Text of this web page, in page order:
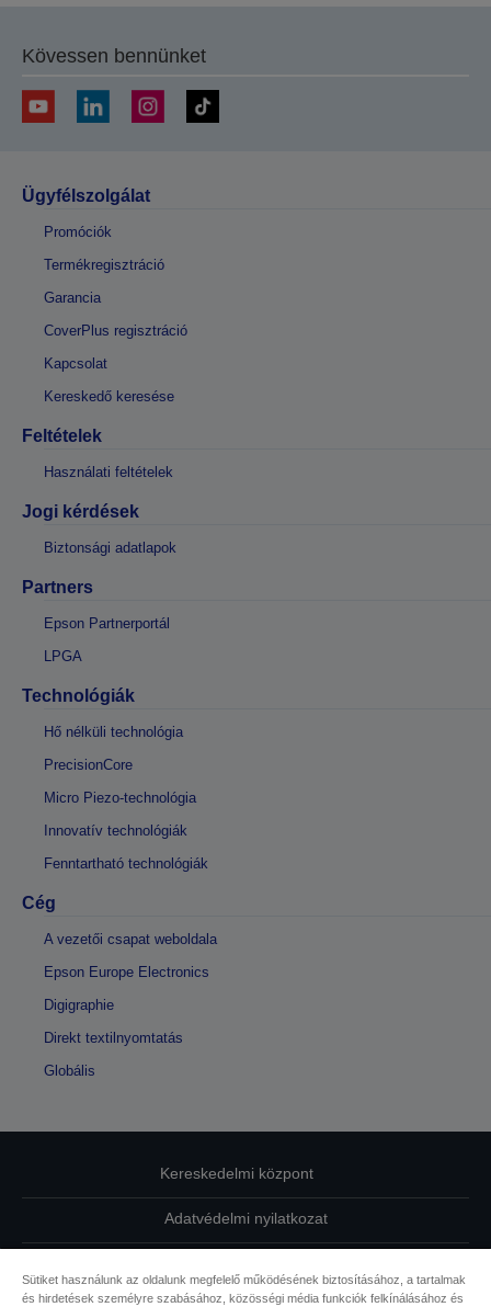
Kövessen bennünket
Ügyfélszolgálat
Promóciók
Termékregisztráció
Garancia
CoverPlus regisztráció
Kapcsolat
Kereskedő keresése
Feltételek
Használati feltételek
Jogi kérdések
Biztonsági adatlapok
Partners
Epson Partnerportál
LPGA
Technológiák
Hő nélküli technológia
PrecisionCore
Micro Piezo-technológia
Innovatív technológiák
Fenntartható technológiák
Cég
A vezetői csapat weboldala
Epson Europe Electronics
Digigraphie
Direkt textilnyomtatás
Globális
Kereskedelmi központ
Adatvédelmi nyilatkozat
Sütiket használunk az oldalunk megfelelő működésének biztosításához, a tartalmak
és hirdetések személyre szabásához, közösségi média funkciók felkínálásához és